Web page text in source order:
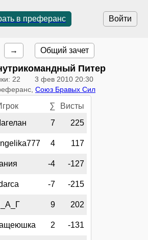
Войти
в преферанс
→ Общий зачет
Питер
22
3 фев 2010 20:30
Союз Бравых Сил
∑ Висты
7 225
4 117
-4 -127
-7 -215
9 202
2 -131